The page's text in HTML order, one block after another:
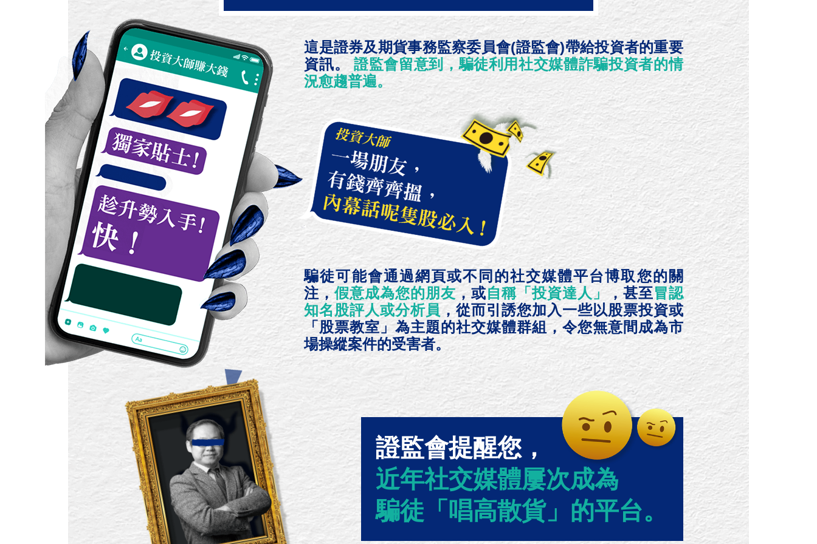
這是證券及期貨事務監察委員會(證監會)帶給投資者的重要
資訊。 證監會留意到，騙徒利用社交媒體詐騙投資者的情
況愈趨普遍。
騙徒可能會通過網頁或不同的社交媒體平台博取您的關
注，假意成為您的朋友，或自稱「投資達人」 ，甚至冒認
知名股評人或分析員 ，從而引誘您加入一些以股票投資或
「股票教室」為主題的社交媒體群組，令您無意間成為市
場操縱案件的受害者。
證監會提醒您，
近年社交媒體屢次成為
騙徒「唱高散貨」的平台。